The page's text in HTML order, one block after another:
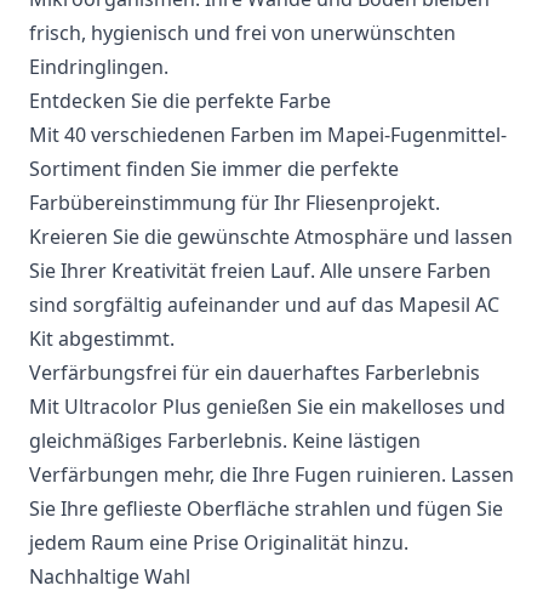
frisch, hygienisch und frei von unerwünschten
Eindringlingen.
Entdecken Sie die perfekte Farbe
Mit 40 verschiedenen Farben im Mapei-Fugenmittel-
Sortiment finden Sie immer die perfekte
Farbübereinstimmung für Ihr Fliesenprojekt.
Kreieren Sie die gewünschte Atmosphäre und lassen
Sie Ihrer Kreativität freien Lauf. Alle unsere Farben
sind sorgfältig aufeinander und auf das Mapesil AC
Kit abgestimmt.
Verfärbungsfrei für ein dauerhaftes Farberlebnis
Mit Ultracolor Plus genießen Sie ein makelloses und
gleichmäßiges Farberlebnis. Keine lästigen
Verfärbungen mehr, die Ihre Fugen ruinieren. Lassen
Sie Ihre geflieste Oberfläche strahlen und fügen Sie
jedem Raum eine Prise Originalität hinzu.
Nachhaltige Wahl